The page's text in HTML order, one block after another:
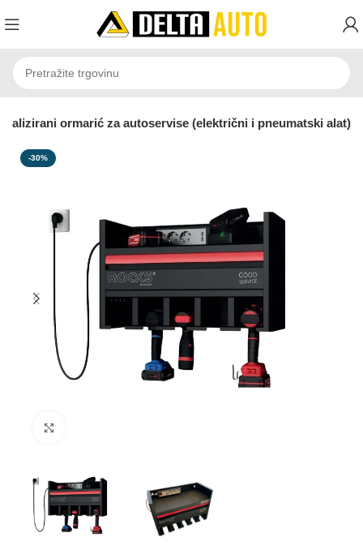
ormarić za autoservise (električni i pneumatski alat)
-30%